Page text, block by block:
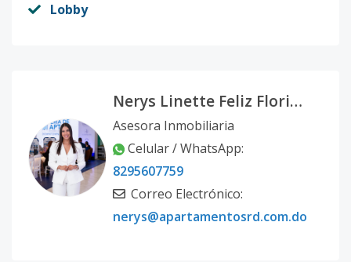
Lobby
Nerys Linette Feliz Florian
Asesora Inmobiliaria
Celular / WhatsApp:
8295607759
Correo Electrónico:
nerys@apartamentosrd.com.do